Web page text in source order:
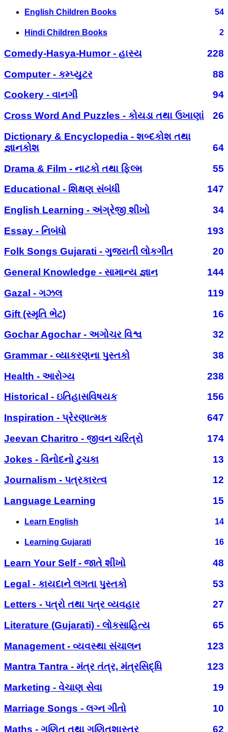
English Children Books 54
Hindi Children Books 2
Comedy-Hasya-Humor - હાસ્ય
228
Computer - કમ્પ્યુટર
88
Cookery - વાનગી
94
Cross Word And Puzzles - કોયડા તથા ઉખાણાં
26
Dictionary & Encyclopedia - શબ્દકોશ તથા
જ્ઞાનકોશ
64
Drama & Film - નાટકો તથા ફિલ્મ
55
Educational - શિક્ષણ સંબંધી
147
English Learning - અંગ્રેજી શીખો
34
Essay - નિબંધો
193
Folk Songs Gujarati - ગુજરાતી લોકગીત
20
General Knowledge - સામાન્ય જ્ઞાન
144
Gazal - ગઝલ
119
Gift (સ્મૃતિ ભેટ)
16
Gochar Agochar - અગોચર વિશ્વ
32
Grammar - વ્યાકરણના પુસ્તકો
38
Health - આરોગ્ય
238
Historical - ઇતિહાસવિષયક
156
Inspiration - પ્રેરણાત્મક
647
Jeevan Charitro - જીવન ચરિત્રો
174
Jokes - વિનોદનો ટુચકા
13
Journalism - પત્રકારત્વ
12
Language Learning
15
Learn English 14
Learning Gujarati 16
Learn Your Self - જાતે શીખો
48
Legal - કાયદાને લગતા પુસ્તકો
53
Letters - પત્રો તથા પત્ર વ્યવહાર
27
Literature (Gujarati) - લોકસાહિત્ય
65
Management - વ્યવસ્થા સંચાલન
123
Mantra Tantra - મંત્ર તંત્ર, મંત્રસિદ્ધિ
123
Marketing - વેચાણ સેવા
19
Marriage Songs - લગ્ન ગીતો
10
Maths - ગણિત તથા ગણિતશાસ્ત્ર
62